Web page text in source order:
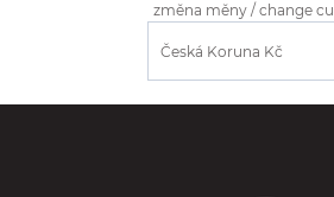
změna měny / change